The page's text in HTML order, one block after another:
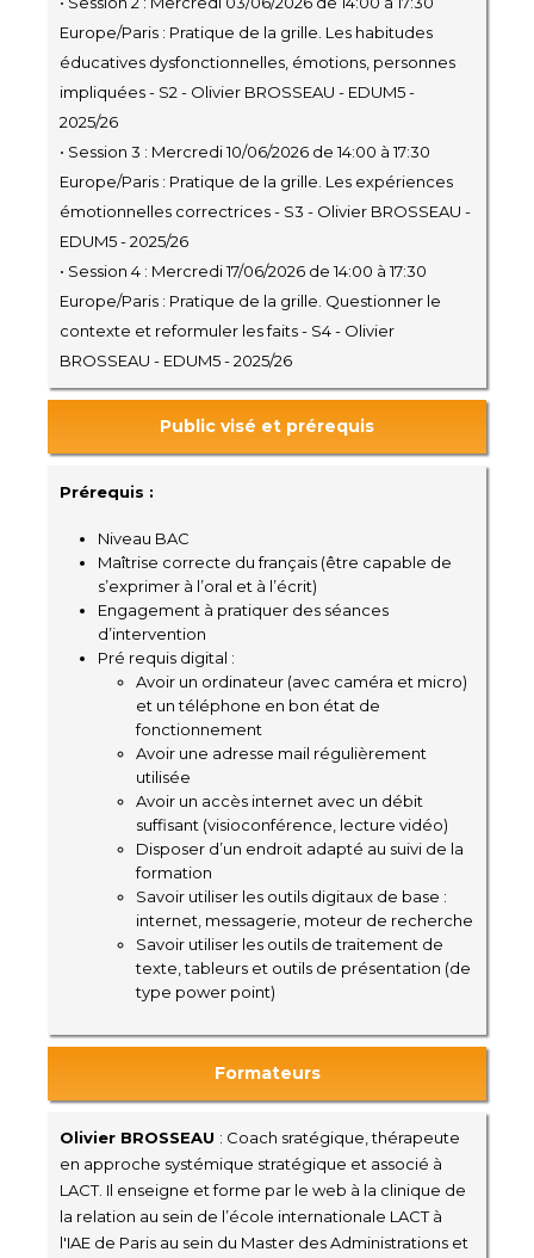
Europe/Paris : Pratique de la grille. Les habitudes
éducatives dysfonctionnelles, émotions, personnes
impliquées - S2 - Olivier BROSSEAU - EDUM5 -
2025/26
• Session 3 : Mercredi 10/06/2026 de 14:00 à 17:30
Europe/Paris : Pratique de la grille. Les expériences
émotionnelles correctrices - S3 - Olivier BROSSEAU -
EDUM5 - 2025/26
• Session 4 : Mercredi 17/06/2026 de 14:00 à 17:30
Europe/Paris : Pratique de la grille. Questionner le
contexte et reformuler les faits - S4 - Olivier
BROSSEAU - EDUM5 - 2025/26
Public visé et prérequis
Prérequis :
Niveau BAC
Maîtrise correcte du français (être capable de
s’exprimer à l’oral et à l’écrit)
Engagement à pratiquer des séances
d’intervention
Pré requis digital :
Avoir un ordinateur (avec caméra et micro)
et un téléphone en bon état de
fonctionnement
Avoir une adresse mail régulièrement
utilisée
Avoir un accès internet avec un débit
suffisant (visioconférence, lecture vidéo)
Disposer d’un endroit adapté au suivi de la
formation
Savoir utiliser les outils digitaux de base :
internet, messagerie, moteur de recherche
Savoir utiliser les outils de traitement de
texte, tableurs et outils de présentation (de
type power point)
Formateurs
Olivier BROSSEAU : Coach sratégique, thérapeute
en approche systémique stratégique et associé à
LACT. Il enseigne et forme par le web à la clinique de
la relation au sein de l’école internationale LACT à
l'IAE de Paris au sein du Master des Administrations et